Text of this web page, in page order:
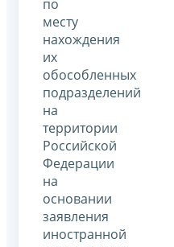
по
месту
нахождения
их
обособленных
подразделений
на
территории
Российской
Федерации
на
основании
заявления
иностранной